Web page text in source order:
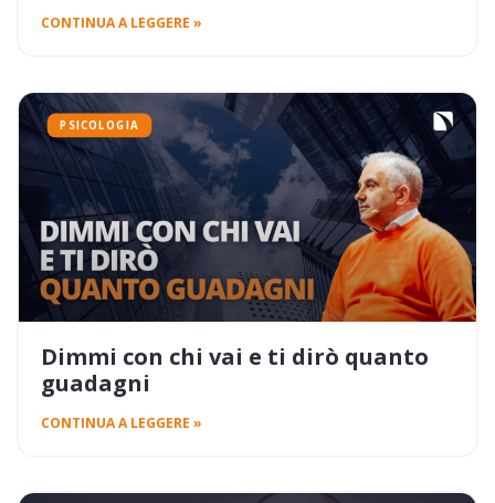
CONTINUA A LEGGERE »
PSICOLOGIA
Dimmi con chi vai e ti dirò quanto
guadagni
CONTINUA A LEGGERE »